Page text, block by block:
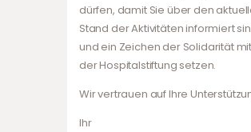
dürfen, damit Sie über den
Stand der Aktivitäten informiert
und ein Zeichen der Solidarität mit
der Hospitalstiftung setzen.
Wir vertrauen auf Ihre
Ihr